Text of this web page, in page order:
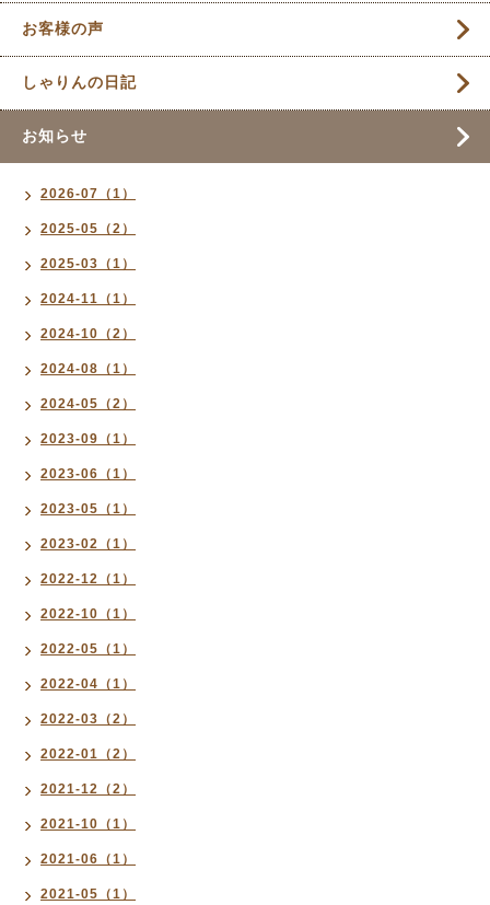
お客様の声
しゃりんの日記
お知らせ
2026-07（1）
2025-05（2）
2025-03（1）
2024-11（1）
2024-10（2）
2024-08（1）
2024-05（2）
2023-09（1）
2023-06（1）
2023-05（1）
2023-02（1）
2022-12（1）
2022-10（1）
2022-05（1）
2022-04（1）
2022-03（2）
2022-01（2）
2021-12（2）
2021-10（1）
2021-06（1）
2021-05（1）